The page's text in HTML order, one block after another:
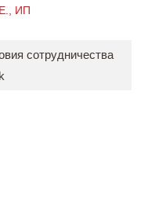
ИП
сотрудничества